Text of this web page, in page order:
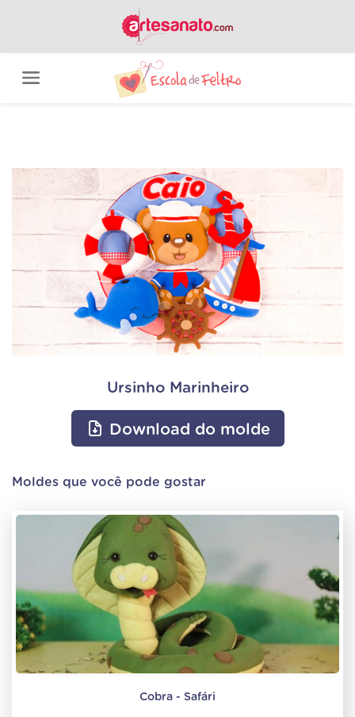
Ursinho Marinheiro
Download do molde
Moldes que você pode gostar
Cobra - Safári